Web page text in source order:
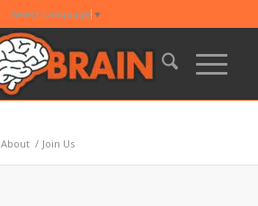
Select Language ▼
About / Join Us